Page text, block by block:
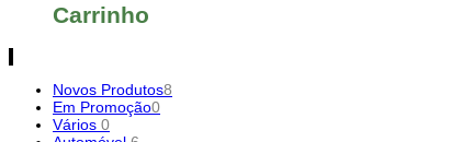
Carrinho
Novos Produtos8
Em Promoção0
Vários 0